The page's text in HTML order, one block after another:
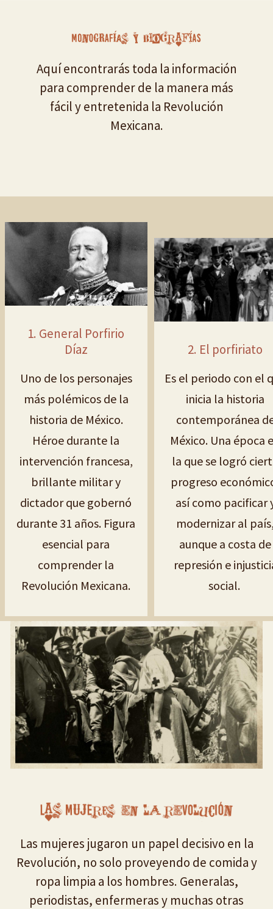
Aquí encontrarás toda la información
para comprender de la manera más
fácil y entretenida la Revolución
Mexicana.
1. General Porfirio
Díaz
Uno de los personajes
más polémicos de la
historia de México.
Héroe durante la
intervención francesa,
brillante militar y
dictador que gobernó
durante 31 años. Figura
esencial para
comprender la
Revolución Mexicana.
2. El porfiriato
Es el periodo con el
inicia la historia
contemporánea
México. Una época
la que se logró
progreso
así como pacificar
modernizar al
aunque a costa de
represión e
social.
Las mujeres jugaron un papel decisivo en la
Revolución, no solo proveyendo de comida y
ropa limpia a los hombres. Generalas,
periodistas, enfermeras y muchas otras